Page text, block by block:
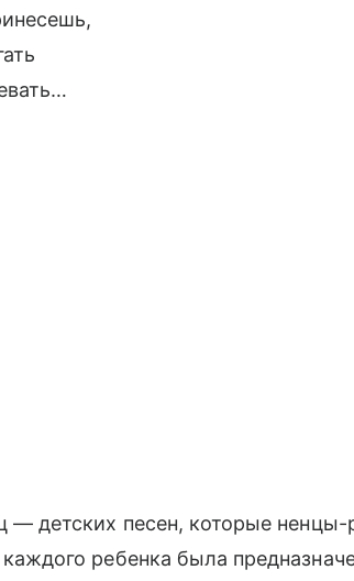
— детских песен, которые ненцы-
ребенка была